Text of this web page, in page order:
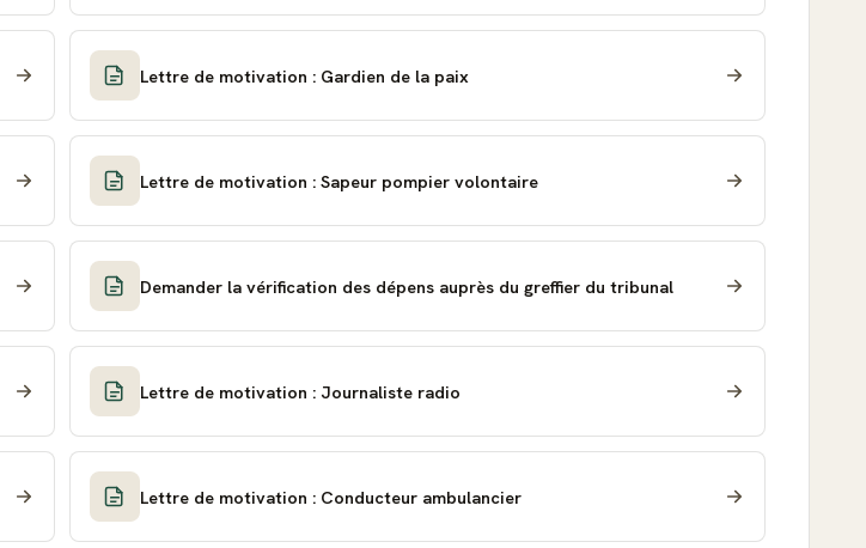
Lettre de motivation : Gardien de la paix
Lettre de motivation : Sapeur pompier volontaire
Demander la vérification des dépens auprès du greffier du tribunal
Lettre de motivation : Journaliste radio
Lettre de motivation : Conducteur ambulancier